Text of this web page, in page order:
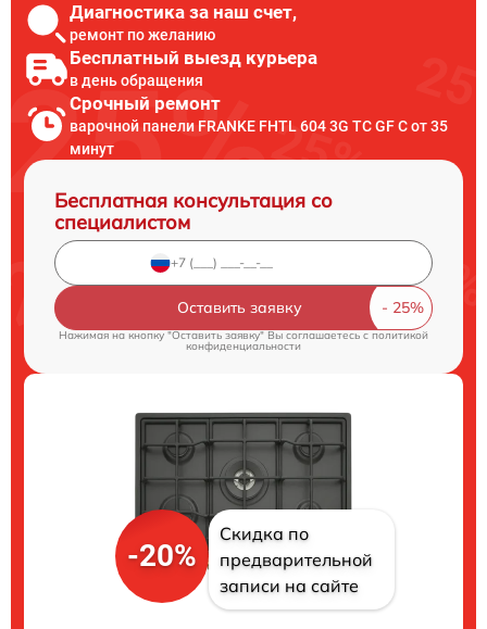
Диагностика за наш счет,
ремонт по желанию
Бесплатный выезд курьера
в день обращения
Срочный ремонт
варочной панели FRANKE FHTL 604 3G TC GF C от 35
минут
Бесплатная консультация со
специалистом
Оставить заявку
Нажимая на кнопку "Оставить заявку" Вы соглашаетесь cполитикой
конфиденциальности
-20%
Скидка по
предварительной
записи на сайте